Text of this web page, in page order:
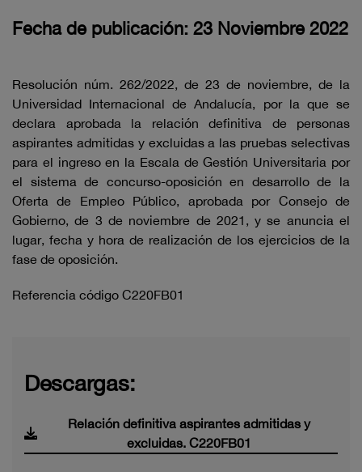
Fecha de publicación: 23 Noviembre 2022
Resolución núm. 262/2022, de 23 de noviembre, de la
Universidad Internacional de Andalucía, por la que se
declara aprobada la relación definitiva de personas
aspirantes admitidas y excluidas a las pruebas selectivas
para el ingreso en la Escala de Gestión Universitaria por
el sistema de concurso-oposición en desarrollo de la
Oferta de Empleo Público, aprobada por Consejo de
Gobierno, de 3 de noviembre de 2021, y se anuncia el
lugar, fecha y hora de realización de los ejercicios de la
fase de oposición.
Referencia código C220FB01
Descargas:
Relación definitiva aspirantes admitidas y
excluidas. C220FB01